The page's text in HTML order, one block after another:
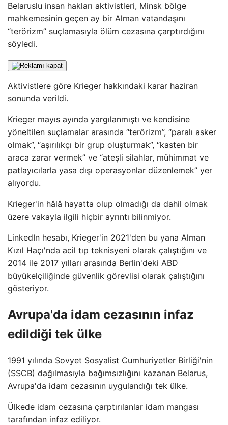
Belaruslu insan hakları aktivistleri, Minsk bölge
mahkemesinin geçen ay bir Alman vatandaşını
“terörizm” suçlamasıyla ölüm cezasına çarptırdığını
söyledi.
Aktivistlere göre Krieger hakkındaki karar haziran
sonunda verildi.
Krieger mayıs ayında yargılanmıştı ve kendisine
yöneltilen suçlamalar arasında “terörizm”, “paralı asker
olmak”, “aşırılıkçı bir grup oluşturmak”, “kasten bir
araca zarar vermek” ve “ateşli silahlar, mühimmat ve
patlayıcılarla yasa dışı operasyonlar düzenlemek” yer
alıyordu.
Krieger'in hâlâ hayatta olup olmadığı da dahil olmak
üzere vakayla ilgili hiçbir ayrıntı bilinmiyor.
LinkedIn hesabı, Krieger'in 2021'den bu yana Alman
Kızıl Haçı'nda acil tıp teknisyeni olarak çalıştığını ve
2014 ile 2017 yılları arasında Berlin'deki ABD
büyükelçiliğinde güvenlik görevlisi olarak çalıştığını
gösteriyor.
Avrupa'da idam cezasının infaz
edildiği tek ülke
1991 yılında Sovyet Sosyalist Cumhuriyetler Birliği'nin
(SSCB) dağılmasıyla bağımsızlığını kazanan Belarus,
Avrupa'da idam cezasının uygulandığı tek ülke.
Ülkede idam cezasına çarptırılanlar idam mangası
tarafından infaz ediliyor.